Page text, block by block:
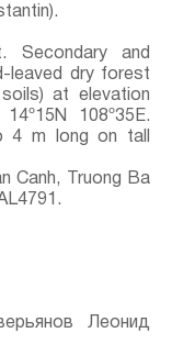
Secondary and
leaved dry forest
at elevation
108º35E.
4 m long on tall
Canh, Truong Ba
Леонид